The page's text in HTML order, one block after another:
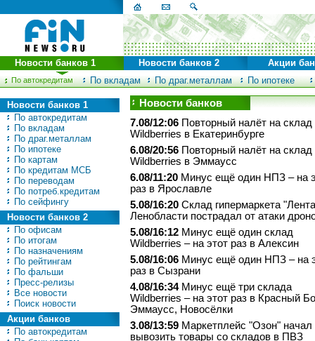
По автокредитам По вкладам По драг.металлам По ипотеке
Новости банков 1 Новости банков 2 Акции
Новости банков 1
По автокредитам
По вкладам
По драг.металлам
По ипотеке
По картам
По кредитам МСБ
По переводам
По потреб.кредитам
По сейфингу
Новости банков 2
По офисам
По итогам
По назначениям
По рейтингам
По фальши
Пресс-релизы
Все новости
Поиск новости
Акции банков
По автокредитам
Новости банков
7.08/12:06 Повторный налёт на склад
Wildberries в Екатеринбурге
6.08/20:56 Повторный налёт на склад
Wildberries в Эммаусс
6.08/11:20 Минус ещё один НПЗ – на
раз в Ярославле
5.08/16:20 Склад гипермаркета
Ленобласти пострадал от атаки
5.08/16:12 Минус ещё один склад
Wildberries – на этот раз в Алексин
5.08/16:06 Минус ещё один НПЗ – на
раз в Сызрани
4.08/16:34 Минус ещё три склада
Wildberries – на этот раз в Красный
Эммаусс, Новосёлки
3.08/13:59 Маркетплейс "Озон" начал
вывозить товары со складов в ПВЗ